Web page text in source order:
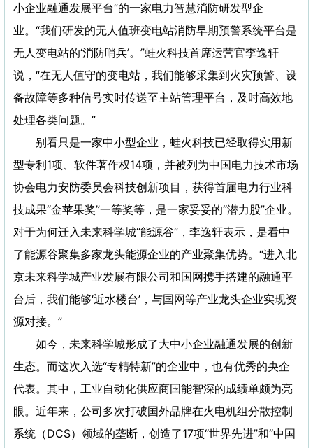
小企业融通发展平台”的一家电力智慧消防研发型企
业。“我们研发的无人值班变电站消防早期预警系统平台是
无人变电站的‘消防哨兵’。”蛙火科技首席运营官李逸轩
说，“在无人值守的变电站，我们能够采集到火灾预警、设
备故障等多种信号实时传送至主站管理平台，及时高效地
处理各类问题。”
别看只是一家中小型企业，蛙火科技已经取得实用新
型专利1项、软件著作权14项，并被列为中国电力技术市场
协会电力安防委员会科技创新项目，获得首届电力行业科
技成果“金苹果奖”一等奖等，是一家妥妥的“潜力股”企业。
对于为何迁入未来科学城“能源谷”，李逸轩表示，是看中
了能源谷聚集多家龙头能源企业的产业聚集优势。“进入北
京未来科学城产业发展有限公司和国网携手搭建的融通平
台后，我们能够‘近水楼台’，与国网等产业龙头企业实现资
源对接。”
如今，未来科学城形成了大中小企业融通发展的创新
生态。而这次入选“专精特新”的企业中，也有优秀的央企
代表。其中，工业自动化供应商国能智深的成绩单颇为亮
眼。近年来，公司多次打破国外品牌在火电机组分散控制
系统（DCS）领域的垄断，创造了17项“世界先进”和“中国